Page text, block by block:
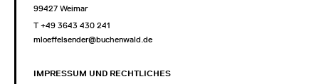
99427 Weimar
T +49 3643 430 241
mloeffelsender@buchenwald.de
IMPRESSUM UND RECHTLICHES